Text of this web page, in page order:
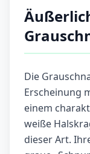
Die
Erscheinung
einem
weiße
dieser Art.